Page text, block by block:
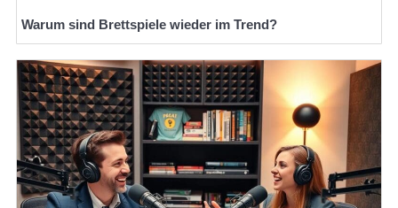
Warum sind Brettspiele wieder im Trend?